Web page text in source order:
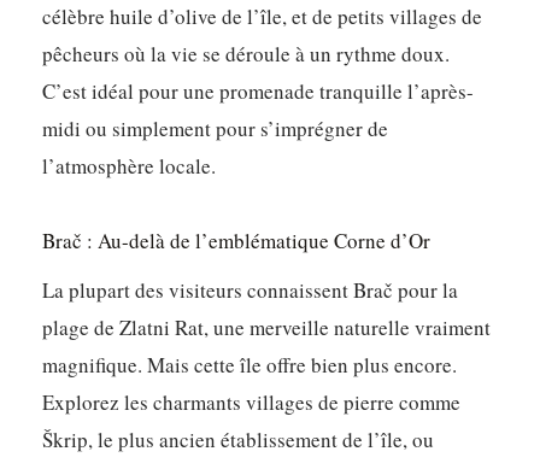
célèbre huile d’olive de l’île, et de petits villages de
pêcheurs où la vie se déroule à un rythme doux.
C’est idéal pour une promenade tranquille l’après-
midi ou simplement pour s’imprégner de
l’atmosphère locale.
Brač : Au-delà de l’emblématique Corne d’Or
La plupart des visiteurs connaissent Brač pour la
plage de Zlatni Rat, une merveille naturelle vraiment
magnifique. Mais cette île offre bien plus encore.
Explorez les charmants villages de pierre comme
Škrip, le plus ancien établissement de l’île, ou